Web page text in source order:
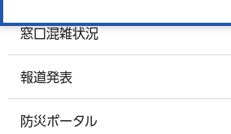
窓口混雑状況
報道発表
防災ポータル